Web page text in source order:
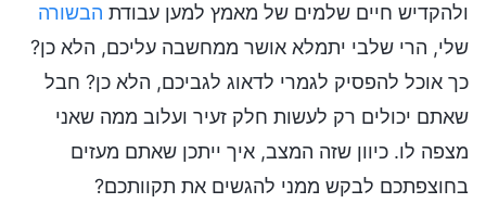
ולהקדיש חיים שלמים של מאמץ למען עבודת הבשורה
שלי, הרי שלבי יתמלא אושר ממחשבה עליכם, הלא כן?
כך אוכל להפסיק לגמרי לדאוג לגביכם, הלא כן? חבל
שאתם יכולים רק לעשות חלק זעיר ועלוב ממה שאני
מצפה לו. כיוון שזה המצב, איך ייתכן שאתם מעזים
בחוצפתכם לבקש ממני להגשים את תקוותכם?